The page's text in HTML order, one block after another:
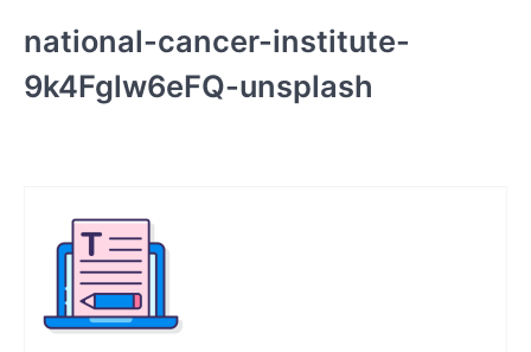
national-cancer-institute-
9k4Fglw6eFQ-unsplash